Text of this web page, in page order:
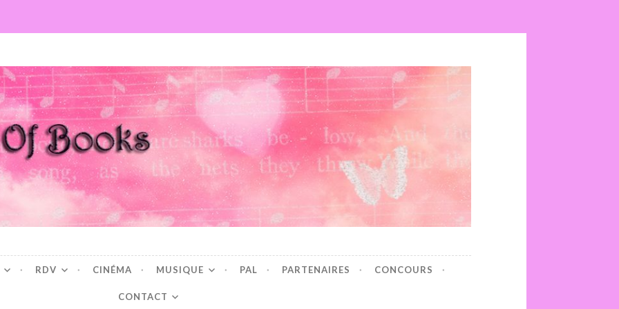
RDV CINÉMA MUSIQUE PAL PARTENAIRES CONCOURS
CONTACT